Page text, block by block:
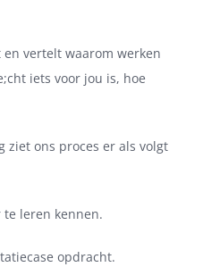
vertelt waarom werken
iets voor jou is, hoe
ziet ons proces er als volgt
te leren kennen.
opdracht.